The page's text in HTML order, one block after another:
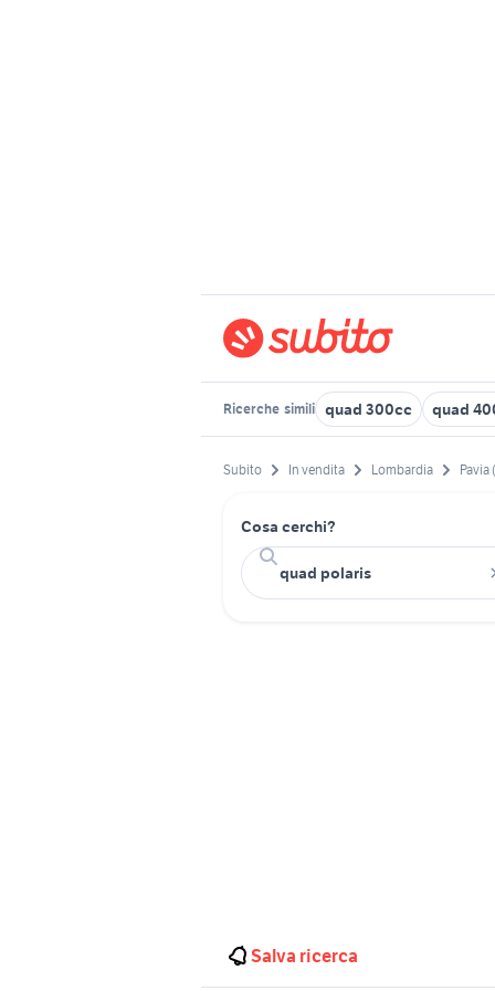
Ricerche simili quad 300cc quad
Subito In vendita Lombardia Pavia
Cosa cerchi?
Salva ricerca